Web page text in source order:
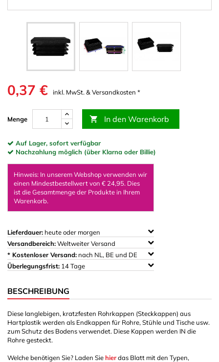
0,37 € inkl. MwSt. & Versandkosten *
Menge  In den Warenkorb
Auf Lager, sofort verfügbar
Nachzahlung möglich (über Klarna oder Billie)
Hinweis: In unserem Webshop verwenden wir
einen Mindestbestellwert von € 24,95. Dies
ist die Gesamtmenge der Produkte in Ihrem
Warenkorb.
Lieferdauer: heute oder morgen
Versandbereich:Weltweiter Versand
* Kostenloser Versand: nach NL, BE und DE
Überlegungsfrist: 14 Tage
BESCHREIBUNG
Diese langlebigen, kratzfesten Rohrkappen (Steckkappen) aus
Hartplastik werden als Endkappen für Rohre, Stühle und Tische usw.
zum Schutz des Bodens verwendet. Diese Kappen werden IN die
Rohre gesteckt.
Welche benötigen Sie? Laden Siehierdas Blatt mit den Typen,